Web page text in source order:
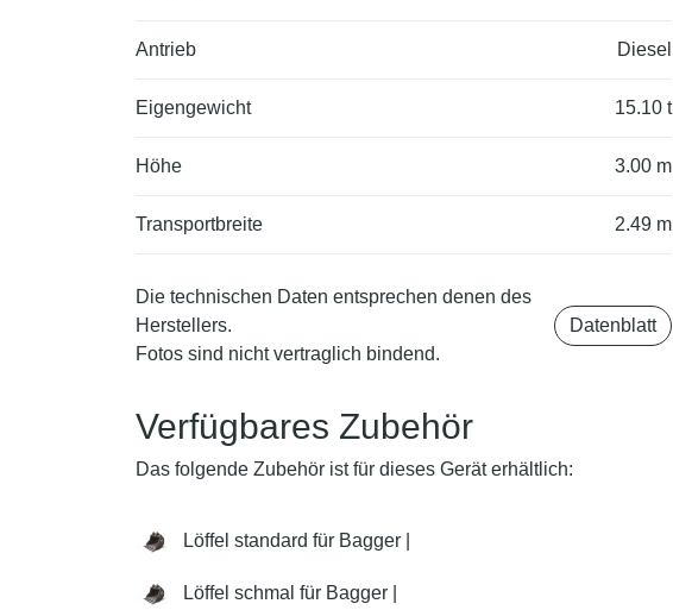
Antrieb Diesel
Eigengewicht 15.10 t
Höhe 3.00 m
Transportbreite 2.49 m
Die technischen Daten entsprechen denen des
Herstellers.
Fotos sind nicht vertraglich bindend.
Datenblatt
Verfügbares Zubehör
Das folgende Zubehör ist für dieses Gerät erhältlich:
Löffel standard für Bagger |
Löffel schmal für Bagger |